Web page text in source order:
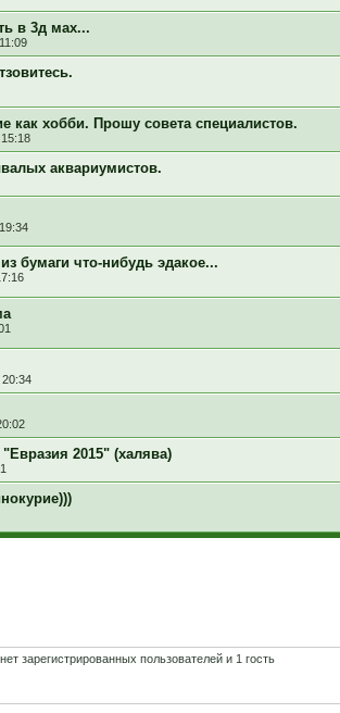
в 3д мах...
как хобби. Прошу совета специалистов.
аквариумистов.
бумаги что-нибудь эдакое...
2015" (халява)
зарегистрированных пользователей и 1 гость